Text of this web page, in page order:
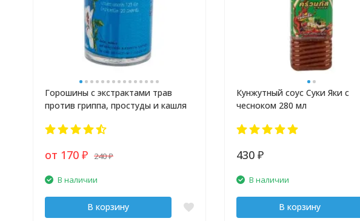
Горошины с экстрактами трав
против гриппа, простуды и кашля
от 170 ₽ 240₽
В наличии
В корзину
Кунжутный соус Суки Яки с
чесноком 280 мл
430₽
В наличии
В корзину